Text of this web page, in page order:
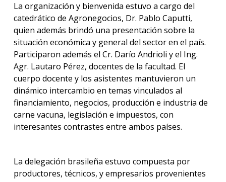
La organización y bienvenida estuvo a cargo del
catedrático de Agronegocios, Dr. Pablo Caputti,
quien además brindó una presentación sobre la
situación económica y general del sector en el país.
Participaron además el Cr. Darío Andrioli y el Ing.
Agr. Lautaro Pérez, docentes de la facultad. El
cuerpo docente y los asistentes mantuvieron un
dinámico intercambio en temas vinculados al
financiamiento, negocios, producción e industria de
carne vacuna, legislación e impuestos, con
interesantes contrastes entre ambos países.
La delegación brasileña estuvo compuesta por
productores, técnicos, y empresarios provenientes